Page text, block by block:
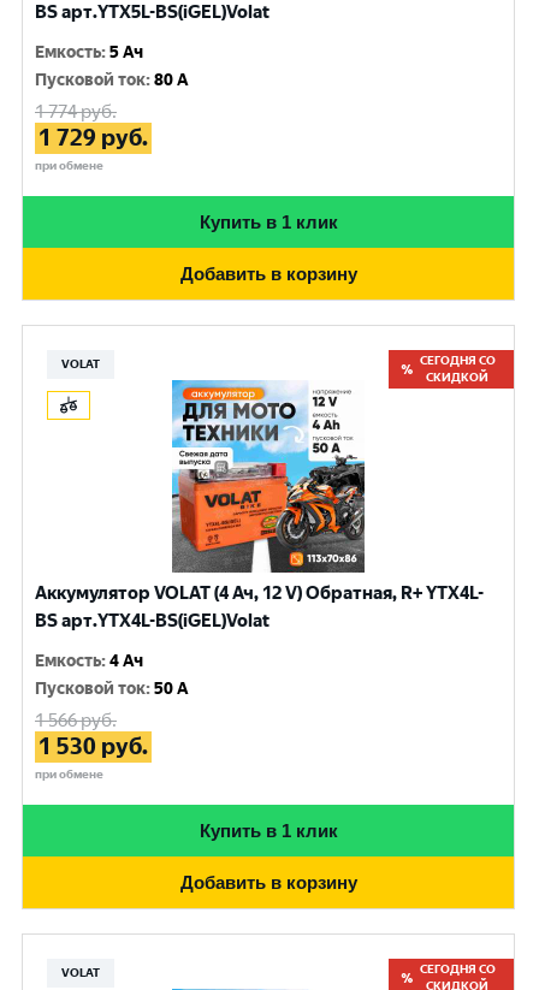
BS арт.YTX5L-BS(iGEL)Volat
Емкость:5 Ач
Пусковой ток:80 A
1 774руб.
1 729 руб.
при обмене
Купить в 1 клик
Добавить в корзину
VOLAT
СЕГОДНЯ СО
СКИДКОЙ
Аккумулятор VOLAT (4 Ач, 12 V) Обратная, R+ YTX4L-
BS арт.YTX4L-BS(iGEL)Volat
Емкость:4 Ач
Пусковой ток:50 A
1 566руб.
1 530 руб.
при обмене
Купить в 1 клик
Добавить в корзину
VOLAT
СЕГОДНЯ СО
СКИДКОЙ